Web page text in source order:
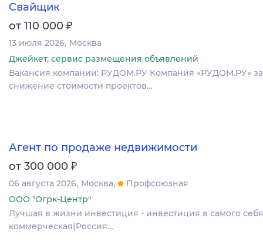
Свайщик
от 110 000 ₽
13 июля 2026 Москва
Джейкет, сервис размещения объявлений
Вакансия компании: РУДОМ.РУ Компания «РУДОМ.РУ»
снижение стоимости проектов…
Агент по продаже недвижимости
от 300 000 ₽
06 августа 2026 Москва
Профсоюзная
ООО "Огрк-Центр"
Лучшая в жизни инвестиция - инвестиция в самого
коммерческая(Россия…